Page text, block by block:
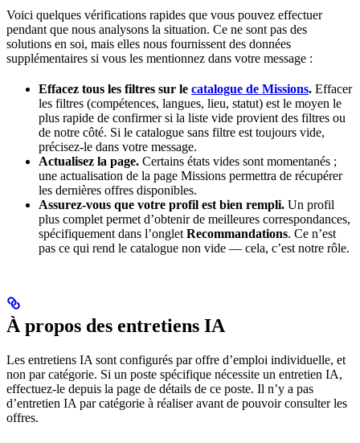
Voici quelques vérifications rapides que vous pouvez effectuer
pendant que nous analysons la situation. Ce ne sont pas des
solutions en soi, mais elles nous fournissent des données
supplémentaires si vous les mentionnez dans votre message :
Effacez tous les filtres sur le catalogue de Missions. Effacer
les filtres (compétences, langues, lieu, statut) est le moyen le
plus rapide de confirmer si la liste vide provient des filtres ou
de notre côté. Si le catalogue sans filtre est toujours vide,
précisez-le dans votre message.
Actualisez la page. Certains états vides sont momentanés ;
une actualisation de la page Missions permettra de récupérer
les dernières offres disponibles.
Assurez-vous que votre profil est bien rempli. Un profil
plus complet permet d’obtenir de meilleures correspondances,
spécifiquement dans l’onglet Recommandations. Ce n’est
pas ce qui rend le catalogue non vide — cela, c’est notre rôle.
À propos des entretiens IA
Les entretiens IA sont configurés par offre d’emploi individuelle, et
non par catégorie. Si un poste spécifique nécessite un entretien IA,
effectuez-le depuis la page de détails de ce poste. Il n’y a pas
d’entretien IA par catégorie à réaliser avant de pouvoir consulter les
offres.